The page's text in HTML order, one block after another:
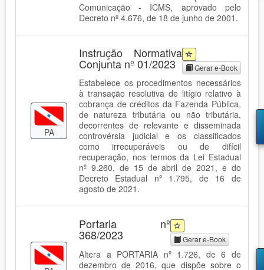
Comunicação - ICMS, aprovado pelo
Decreto nº 4.676, de 18 de junho de 2001.
PA
Instrução Normativa
Conjunta nº 01/2023 Gerar e-Book
Estabelece os procedimentos necessários
à transação resolutiva de litígio relativo à
cobrança de créditos da Fazenda Pública,
de natureza tributária ou não tributária,
decorrentes de relevante e disseminada
controvérsia judicial e os classificados
como irrecuperáveis ou de difícil
recuperação, nos termos da Lei Estadual
nº 9.260, de 15 de abril de 2021, e do
Decreto Estadual nº 1.795, de 16 de
agosto de 2021.
Portaria nº
368/2023 Gerar e-Book
Altera a PORTARIA nº 1.726, de 6 de
dezembro de 2016, que dispõe sobre o